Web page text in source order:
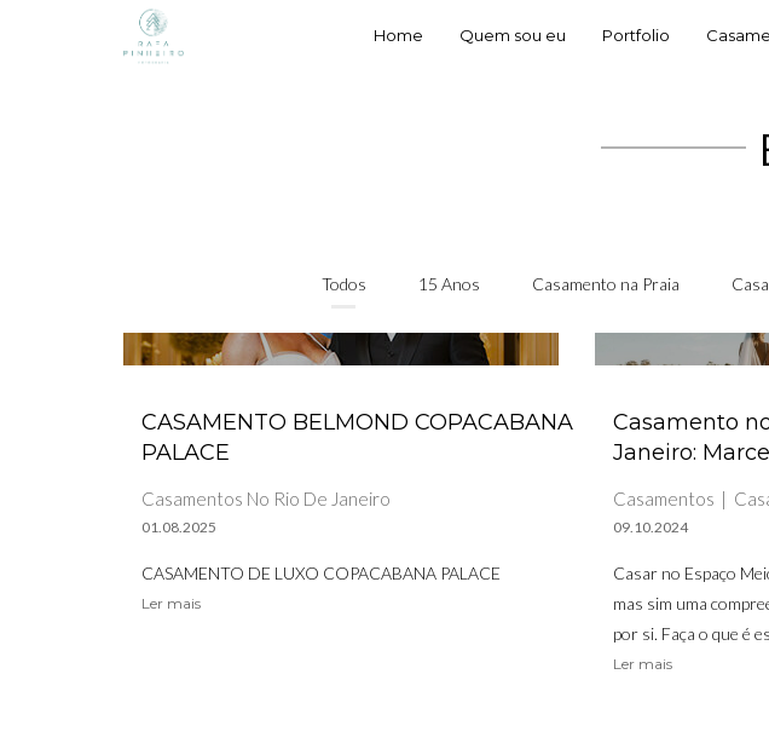
Home Quem sou eu Portfolio
Todos 15 Anos Casamento na Praia
CASAMENTO BELMOND COPACABANA
PALACE
Casamentos No Rio De Janeiro
01.08.2025
CASAMENTO DE LUXO COPACABANA PALACE
Ler mais
Casamento
Janeiro:
Casamentos
09.10.2024
Casar no Espaço
mas sim uma
por si. Faça o que é
Ler mais